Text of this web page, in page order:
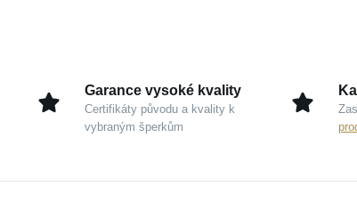
Garance vysoké kvality
Certifikáty původu a kvality k
vybraným šperkům